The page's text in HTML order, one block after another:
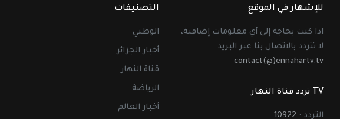
للإشهار في الموقع
اذا كنت بحاجة إلى أي معلومات إضافية،
لا تتردد بالاتصال بنا عبر البريد
contact(@)ennahartv.tv
TV تردد قناة النهار
التردد : 10922
التصنيفات
الوطني
أخبار الجزائر
قناة النهار
الرياضة
أخبار العالم